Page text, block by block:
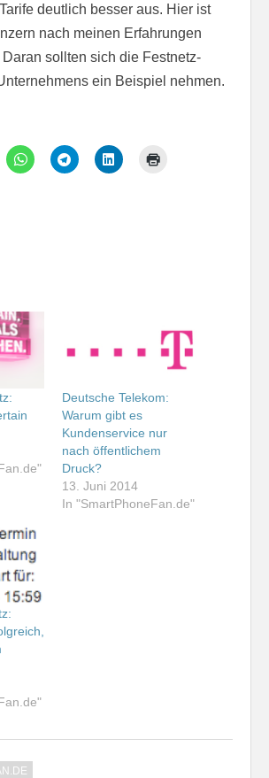
deutlich besser aus. Hier ist
nach meinen Erfahrungen
sollten sich die Festnetz-
ein Beispiel nehmen.
Deutsche Telekom:
Warum gibt es
Kundenservice nur
nach öffentlichem
Druck?
13. Juni 2014
In "SmartPhoneFan.de"